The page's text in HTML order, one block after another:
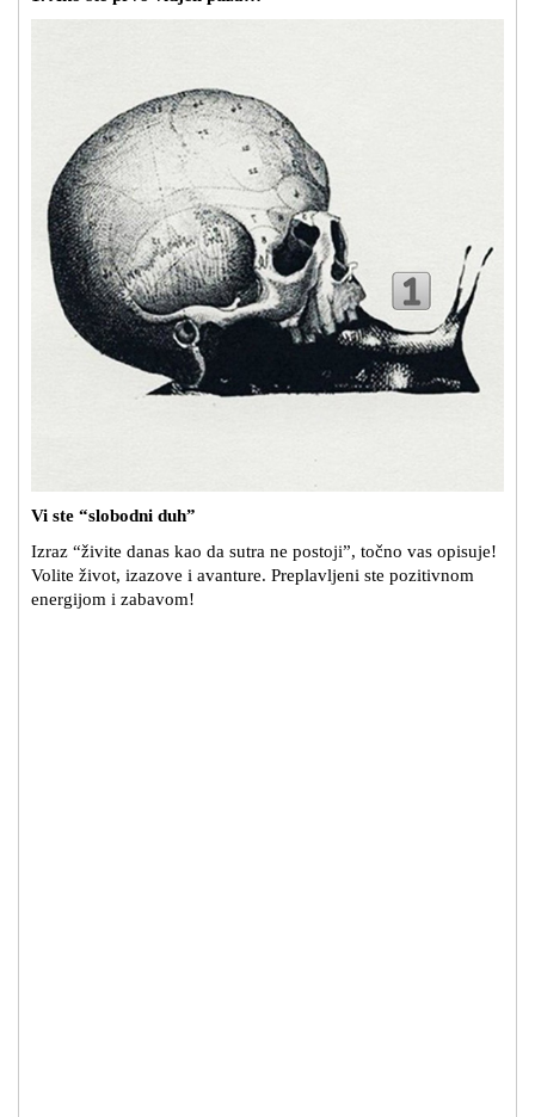
Vi ste “slobodni duh”
Izraz “živite danas kao da sutra ne postoji”, točno vas opisuje!
Volite život, izazove i avanture. Preplavljeni ste pozitivnom
energijom i zabavom!